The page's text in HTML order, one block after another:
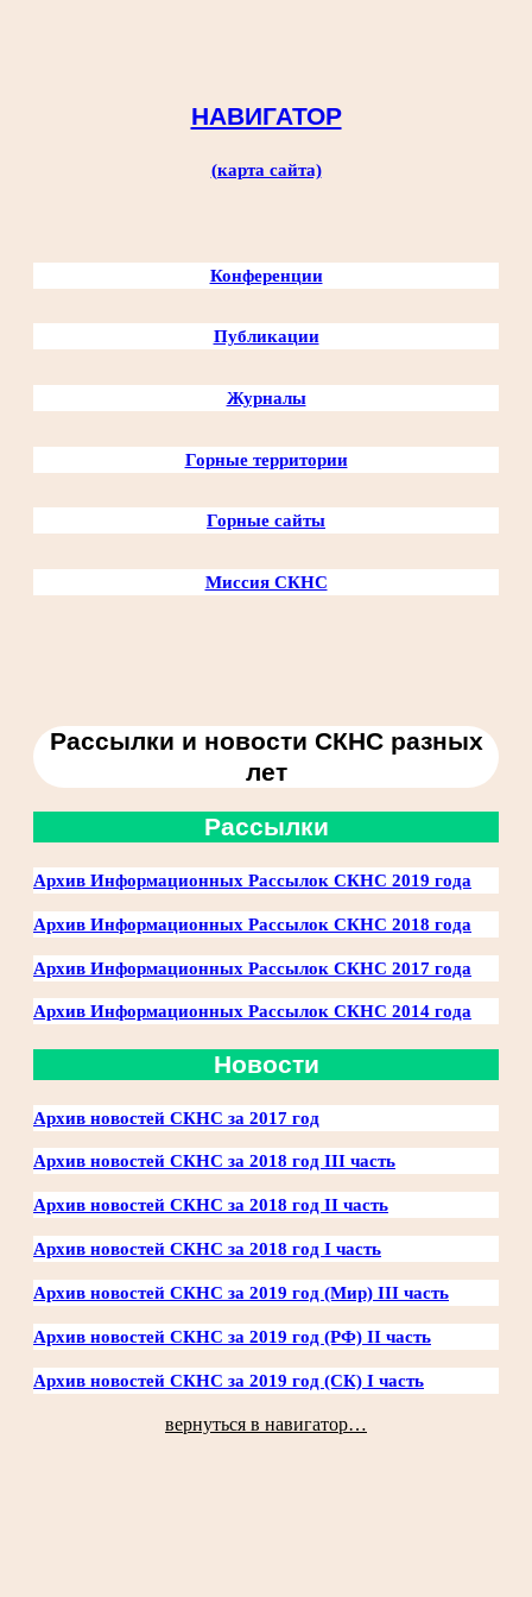
НАВИГАТОР
(карта сайта)
Конференции
Публикации
Журналы
Горные территории
Горные сайты
Миссия СКНС
Рассылки и новости СКНС разных
лет
Рассылки
Архив Информационных Рассылок СКНС 2019 года
Архив Информационных Рассылок СКНС 2018 года
Архив Информационных Рассылок СКНС 2017 года
Архив Информационных Рассылок СКНС 2014 года
Новости
Архив новостей СКНС за 2017 год
Архив новостей СКНС за 2018 год III часть
Архив новостей СКНС за 2018 год II часть
Архив новостей СКНС за 2018 год I часть
Архив новостей СКНС за 2019 год (Мир) III часть
Архив новостей СКНС за 2019 год (РФ) II часть
Архив новостей СКНС за 2019 год (СК) I часть
вернуться в навигатор…